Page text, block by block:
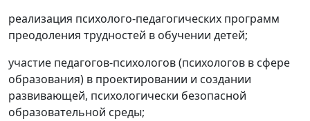
реализация психолого-педагогических программ
преодоления трудностей в обучении детей;
участие педагогов-психологов (психологов в сфере
образования) в проектировании и создании
развивающей, психологически безопасной
образовательной среды;